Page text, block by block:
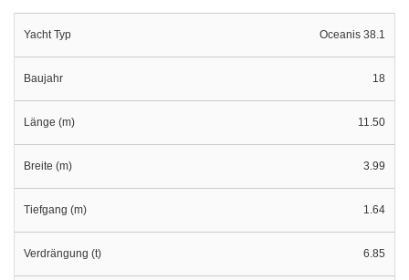
Yacht Typ Oceanis 38.1
Baujahr 18
Länge (m) 11.50
Breite (m) 3.99
Tiefgang (m) 1.64
Verdrängung (t) 6.85